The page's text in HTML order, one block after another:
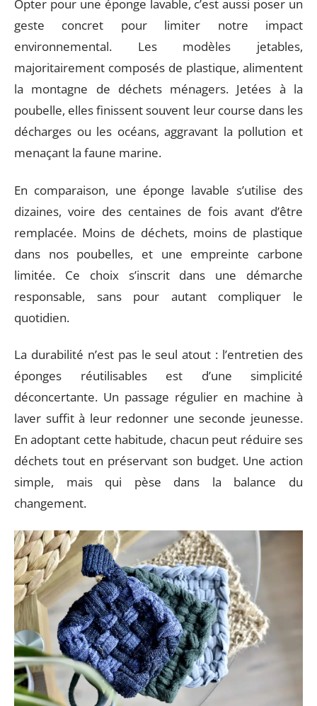
Opter pour une éponge lavable, c’est aussi poser un
geste concret pour limiter notre impact
environnemental. Les modèles jetables,
majoritairement composés de plastique, alimentent
la montagne de déchets ménagers. Jetées à la
poubelle, elles finissent souvent leur course dans les
décharges ou les océans, aggravant la pollution et
menaçant la faune marine.
En comparaison, une éponge lavable s’utilise des
dizaines, voire des centaines de fois avant d’être
remplacée. Moins de déchets, moins de plastique
dans nos poubelles, et une empreinte carbone
limitée. Ce choix s’inscrit dans une démarche
responsable, sans pour autant compliquer le
quotidien.
La durabilité n’est pas le seul atout : l’entretien des
éponges réutilisables est d’une simplicité
déconcertante. Un passage régulier en machine à
laver suffit à leur redonner une seconde jeunesse.
En adoptant cette habitude, chacun peut réduire ses
déchets tout en préservant son budget. Une action
simple, mais qui pèse dans la balance du
changement.